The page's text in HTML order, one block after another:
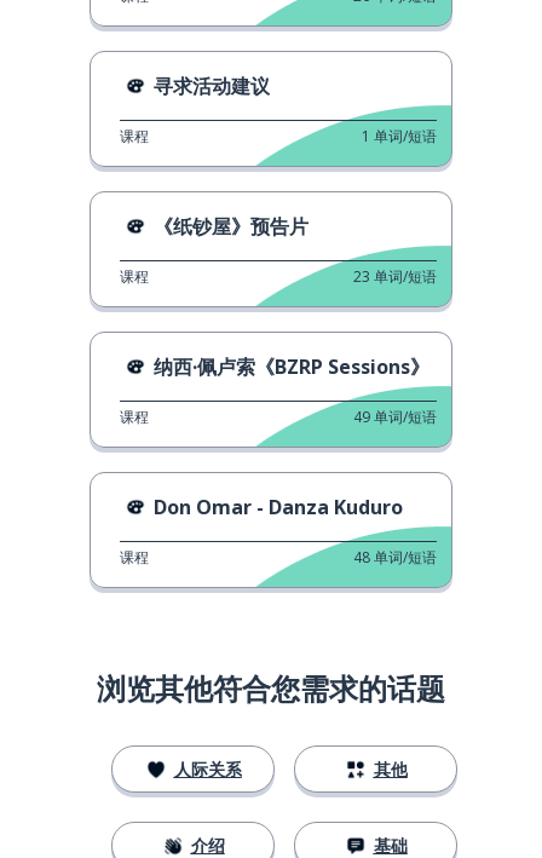
寻求活动建议
课程 1 单词/短语
《纸钞屋》预告片
课程 23 单词/短语
纳西·佩卢索《BZRP Sessions》
课程 49单词/短语
Don Omar - Danza Kuduro
课程 48单词/短语
浏览其他符合您需求的话题
人际关系
介绍
其他
基础